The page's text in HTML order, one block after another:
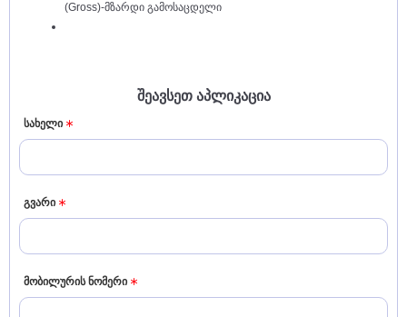
(Gross)-მზარდი გამოსაცდელი
შეავსეთ აპლიკაცია
სახელი
გვარი
მობილურის ნომერი